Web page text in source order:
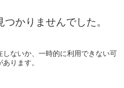
かりませんでした。
ないか、一時的に利用できない可
ります。